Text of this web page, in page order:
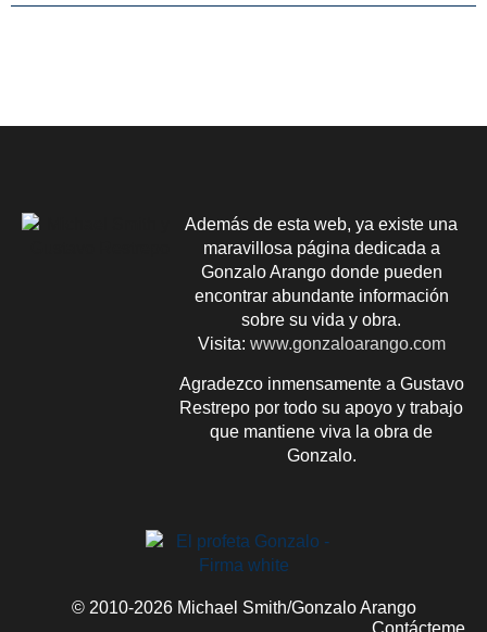
Además de esta web, ya existe una
maravillosa página dedicada a
Gonzalo Arango donde pueden
encontrar abundante información
sobre su vida y obra.
Visita: www.gonzaloarango.com
Agradezco inmensamente a Gustavo
Restrepo por todo su apoyo y trabajo
que mantiene viva la obra de
Gonzalo.
© 2010-2026 Michael Smith/Gonzalo Arango